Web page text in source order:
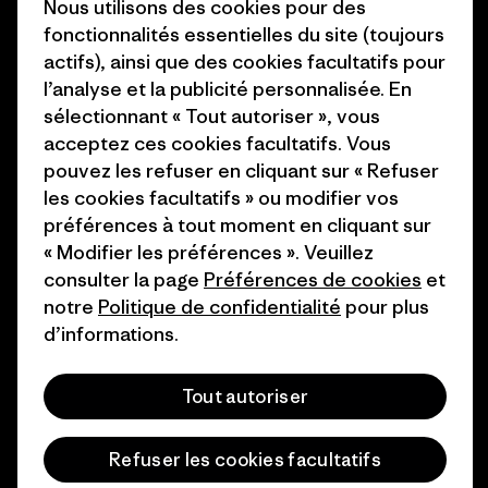
1% For The Planet
Comment nous
finançons
Nos magasins
Industry program
Programme d’affiliation
Patagonia Belgique Plan du
site
© 2026 Patagonia, Inc. All Rights Reserved.
français
Nous utilisons des cookies pour des
fonctionnalités essentielles du site (toujours
actifs), ainsi que des cookies facultatifs pour
l’analyse et la publicité personnalisée. En
sélectionnant « Tout autoriser », vous
acceptez ces cookies facultatifs. Vous
pouvez les refuser en cliquant sur « Refuser
les cookies facultatifs » ou modifier vos
préférences à tout moment en cliquant sur
« Modifier les préférences ». Veuillez
consulter la page Préférences de cookies et
notre Politique de confidentialité pour plus
d’informations.
Tout autoriser
Refuser les cookies facultatifs